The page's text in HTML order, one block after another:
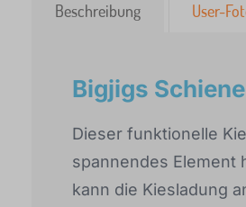
Beschreibung User-
Bigjigs
Dieser funktionelle
spannendes Element
kann die Kiesladung